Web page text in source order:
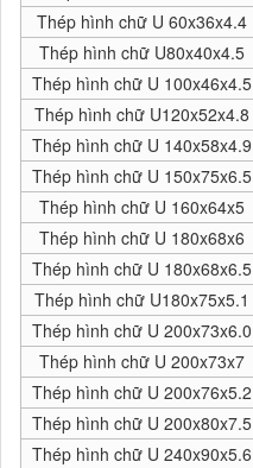
Thép hình chữ U 60x36x4.4
Thép hình chữ U80x40x4.5
Thép hình chữ U 100x46x4.5
Thép hình chữ U120x52x4.8
Thép hình chữ U 140x58x4.9
Thép hình chữ U 150x75x6.5
Thép hình chữ U 160x64x5
Thép hình chữ U 180x68x6
Thép hình chữ U 180x68x6.5
Thép hình chữ U180x75x5.1
Thép hình chữ U 200x73x6.0
Thép hình chữ U 200x73x7
Thép hình chữ U 200x76x5.2
Thép hình chữ U 200x80x7.5
Thép hình chữ U 240x90x5.6